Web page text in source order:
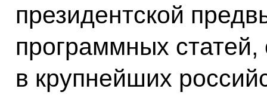
президентской
программных
в крупнейших